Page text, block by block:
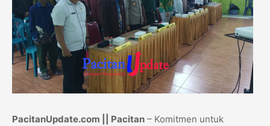
PacitanUpdate.com || Pacitan – Komitmen untuk